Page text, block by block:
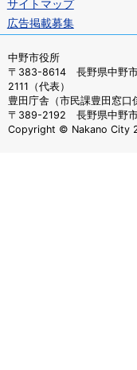
サイトマップ
広告掲載募集
中野市役所
〒383-8614 長野県中野
2111（代表）
豊田庁舎（市民課豊田窓口
〒389-2192 長野県中野
Copyright © Nakano City